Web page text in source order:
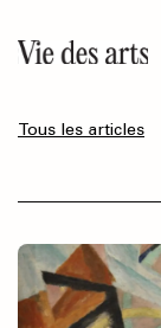
au
contenu
Tous les articles